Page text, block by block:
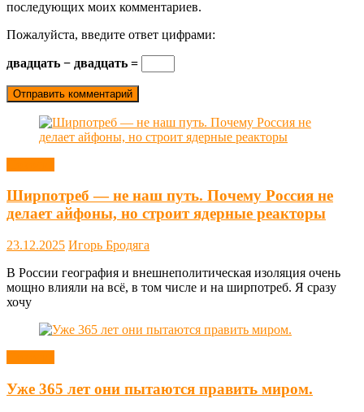
последующих моих комментариев.
Пожалуйста, введите ответ цифрами:
двадцать − двадцать =
Ширпотреб — не наш путь. Почему Россия не
делает айфоны, но строит ядерные реакторы
23.12.2025 Игорь Бродяга
В России география и внешнеполитическая изоляция очень
мощно влияли на всё, в том числе и на ширпотреб. Я сразу
хочу
Уже 365 лет они пытаются править миром.